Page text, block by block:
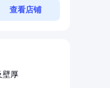
查看店铺
壁厚